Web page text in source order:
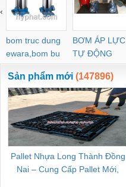
POC-C PL-C
bom truc dung
ewara,bom bu
ewara
BƠM ÁP LỰC
TỰ ĐỘNG
‹
Sản phẩm mới (147896)
Pallet Nhựa Long Thành Đồng
Nai – Cung Cấp Pallet Mới,